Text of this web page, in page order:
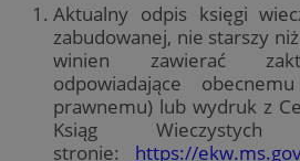
Aktualny odpis księgi
zabudowanej, nie starszy
winien zawierać
odpowiadające
prawnemu) lub wydruk z
Ksiąg
stronie: https://